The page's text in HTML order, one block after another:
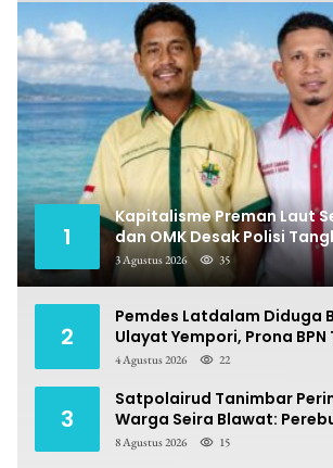
1
Kapitalisme Preman Laut
dan OMK Desak Polisi
Pungli
3 Agustus 2026 35
2
Pemdes Latdalam Diduga
Ulayat Yempori, Prona
Sengketa
4 Agustus 2026 22
3
Satpolairud Tanimbar
Warga Seira Blawat:
Berpotensi Pidana
8 Agustus 2026 15